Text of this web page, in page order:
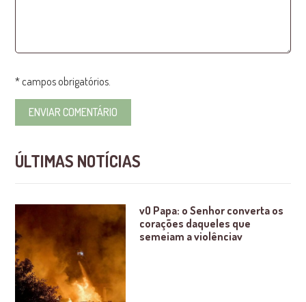
* campos obrigatórios.
ÚLTIMAS NOTÍCIAS
vO Papa: o Senhor converta os
corações daqueles que
semeiam a violênciav